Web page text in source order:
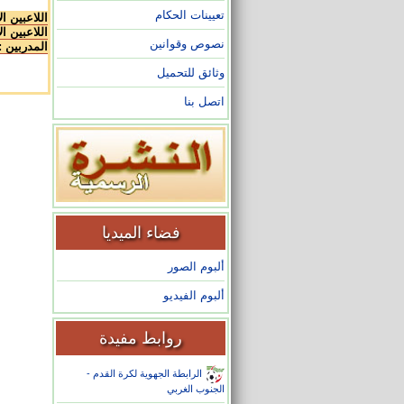
تعيينات الحكام
نصوص وقوانين
وثائق للتحميل
اتصل بنا
فضاء الميديا
ألبوم الصور
ألبوم الفيديو
روابط مفيدة
الرابطة الجهوية لكرة القدم -
الجنوب الغربي
اللاعبين
اللاعبين
المدربين :